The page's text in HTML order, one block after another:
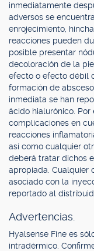
inmediatamente
adversos se
enrojecimiento,
reacciones pueden
posible presentar
decoloración de la
efecto o efecto débil
formación de
inmediata se han
ácido hialurónico.
complicaciones en
reacciones
así como cualquier
deberá tratar dichos
apropiada. Cualquier
asociado con la
reportado al
Advertencias.
Hyalsense Fine es
intradérmico.